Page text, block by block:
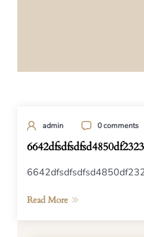
admin 0 comments
Read More